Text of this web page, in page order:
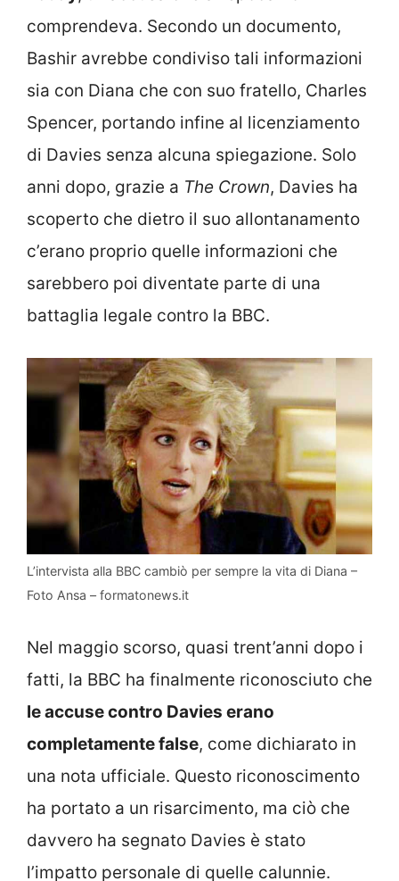
comprendeva. Secondo un documento,
Bashir avrebbe condiviso tali informazioni
sia con Diana che con suo fratello, Charles
Spencer, portando infine al licenziamento
di Davies senza alcuna spiegazione. Solo
anni dopo, grazie a The Crown, Davies ha
scoperto che dietro il suo allontanamento
c’erano proprio quelle informazioni che
sarebbero poi diventate parte di una
battaglia legale contro la BBC.
L’intervista alla BBC cambiò per sempre la vita di Diana –
Foto Ansa – formatonews.it
Nel maggio scorso, quasi trent’anni dopo i
fatti, la BBC ha finalmente riconosciuto che
le accuse contro Davies erano
completamente false, come dichiarato in
una nota ufficiale. Questo riconoscimento
ha portato a un risarcimento, ma ciò che
davvero ha segnato Davies è stato
l’impatto personale di quelle calunnie.